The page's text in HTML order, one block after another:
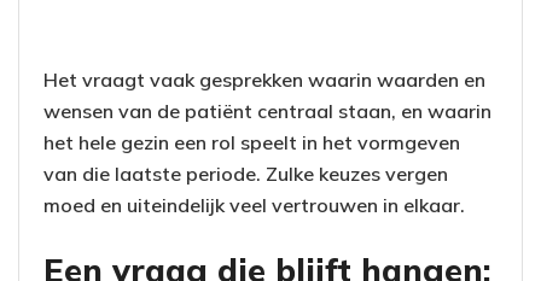
Het vraagt vaak gesprekken waarin waarden en
wensen van de patiënt centraal staan, en waarin
het hele gezin een rol speelt in het vormgeven
van die laatste periode. Zulke keuzes vergen
moed en uiteindelijk veel vertrouwen in elkaar.
Een vraag die blijft hangen: